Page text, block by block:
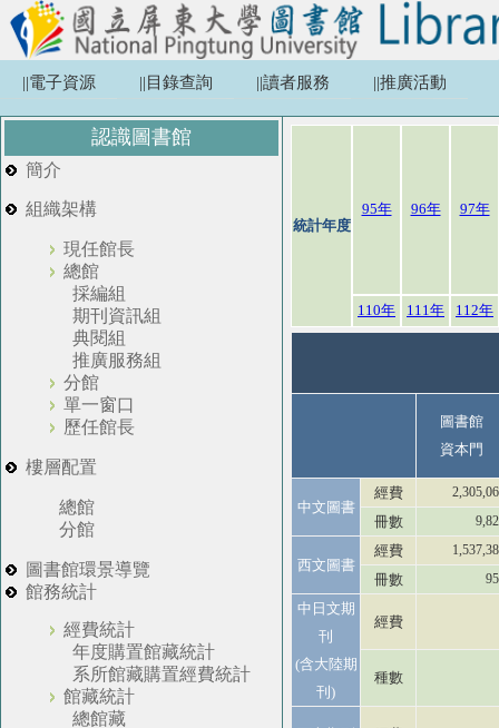
||電子資源 ||目錄查詢 ||讀者服務 ||推廣活動
認識圖書館
簡介
組織架構
現任館長
總館
採編組
期刊資訊組
典閱組
推廣服務組
分館
單一窗口
歷任館長
樓層配置
總館
分館
圖書館環景導覽
館務統計
經費統計
年度購置館藏統計
系所館藏購置經費統計
館藏統計
總館藏
統計年度
95年 96年 97年
110年 111年 112年
圖書館
資本門
中文圖書
經費
冊數
西文圖書
經費
冊數
中日文期
刊
(含大陸期
刊)
經費
種數